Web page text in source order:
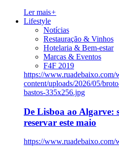
Ler mais+
Lifestyle
Notícias
Restauração & Vinhos
Hotelaria & Bem-estar
Marcas & Eventos
F4F 2019
https://www.ruadebaixo.com/
content/uploads/2026/05/
bastos-335x256.jpg
De Lisboa ao Algarve:
reservar este maio
https://www.ruadebaixo.com/